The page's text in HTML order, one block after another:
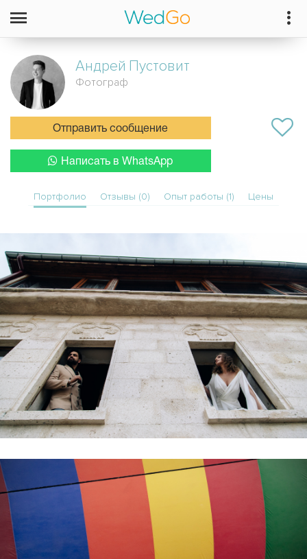
Андрей Пустовит
Фотограф
Отправить сообщение
Написать в WhatsApp
Портфолио Отзывы (0) Опыт работы (1) Цены